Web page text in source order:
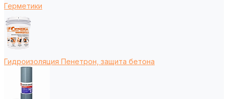
Герметики
Гидроизоляция Пенетрон, защита бетона